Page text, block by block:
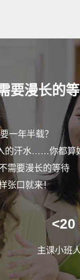
要漫长的
一年半载？
的汗水……你都算
需要漫长的等待
张口就来！
<20
主课小班